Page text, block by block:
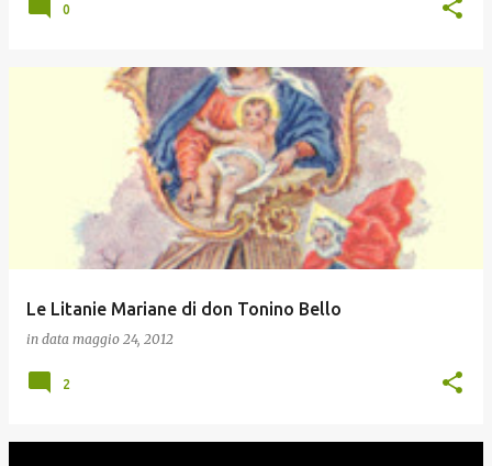
0
Le Litanie Mariane di don Tonino Bello
in data maggio 24, 2012
2